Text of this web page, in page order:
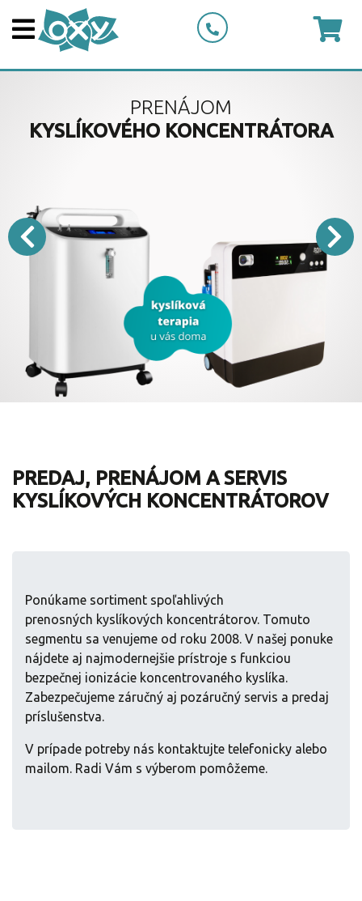
PRENÁJOM
KYSLÍKOVÉHO KONCENTRÁTORA
Previous Next
PREDAJ, PRENÁJOM A SERVIS
KYSLÍKOVÝCH KONCENTRÁTOROV
Ponúkame sortiment spoľahlivých
prenosných kyslíkových koncentrátorov. Tomuto
segmentu sa venujeme od roku 2008. V našej ponuke
nájdete aj najmodernejšie prístroje s funkciou
bezpečnej ionizácie koncentrovaného kyslíka.
Zabezpečujeme záručný aj pozáručný servis a predaj
príslušenstva.
V prípade potreby nás kontaktujte telefonicky alebo
mailom. Radi Vám s výberom pomôžeme.